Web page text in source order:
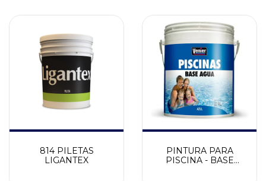
814 PILETAS
LIGANTEX
PINTURA PARA
PISCINA - BASE